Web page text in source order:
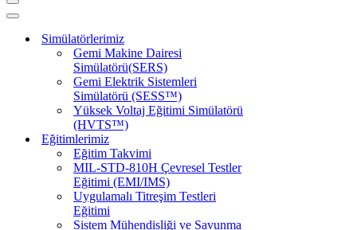
Dolaşım
menüsü
Dolaşım
menüsüSimülatörlerimiz
Gemi Makine Dairesi
Simülatörü(SERS)
Gemi Elektrik Sistemleri
Simülatörü (SESS™)
Yüksek Voltaj Eğitimi Simülatörü
(HVTS™)
Eğitimlerimiz
Eğitim Takvimi
MIL-STD-810H Çevresel Testler
Eğitimi (EMI/IMS)
Uygulamalı Titreşim Testleri
Eğitimi
Sistem Mühendisliği ve Savunma